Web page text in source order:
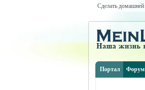
Сделать домашней
Портал Форум